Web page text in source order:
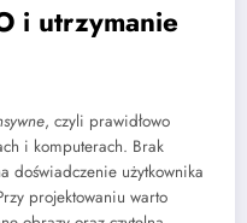
i utrzymanie
, czyli prawidłowo
i komputerach. Brak
doświadczenie użytkownika
projektowaniu warto